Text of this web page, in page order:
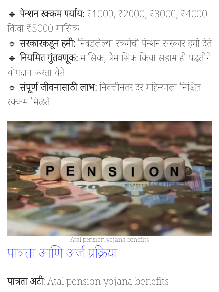
🔹पेन्शन रक्कम पर्याय:₹1000, ₹2000, ₹3000, ₹4000
किंवा ₹5000 मासिक
🔹सरकारकडून हमी:निवडलेल्या रकमेची पेन्शन सरकार हमी देते
🔹नियमित गुंतवणूक:मासिक, त्रैमासिक किंवा सहामाही पद्धतीने
योगदान करता येते
🔹संपूर्ण जीवनासाठी लाभ:निवृत्तीनंतर दर महिन्याला निश्चित
रक्कम मिळते
Atal pension yojana benefits
पात्रता आणि अर्ज प्रक्रिया
पात्रता अटी:Atal pension yojana benefits